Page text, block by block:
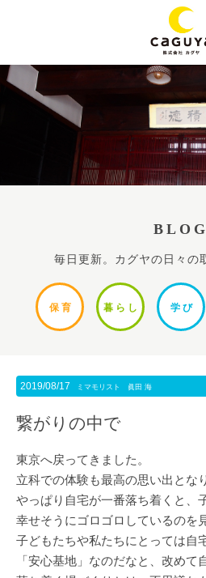
BLOG
毎日更新。カグヤの日々の
保 育 暮ら し 学 び
2019/08/17 ミマモリスト 眞田 海
繋がりの中で
東京へ戻ってきました。
立科での体験も最高の思い出とな
やっぱり自宅が一番落ち着くと、
幸せそうにゴロゴロしているのを
子どもたちや私たちにとっては自
「安心基地」なのだなと、改めて